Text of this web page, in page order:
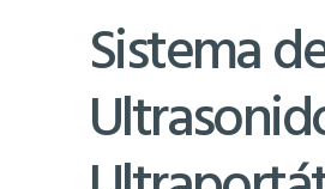
Sistema